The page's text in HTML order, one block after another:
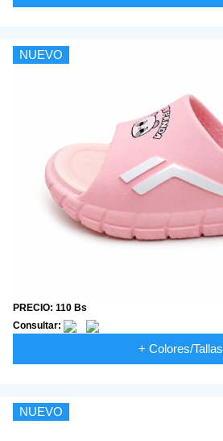
NUEVO
PRECIO: 110 Bs
Consultar:
+ Colores/Tallas
NUEVO